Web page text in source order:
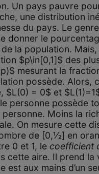
Un pays pauvre
une distribution
du pays. Le
donner le
la population.
$p\in[0,1]$ des
mesurant la
possède. Alors,
$L(0) = 0$ et
personne possède
Moins la
On mesure cette
de [0,1⁄2] en
0 et 1, le coefficient
cette aire. Il prend la
est aux mains d’un